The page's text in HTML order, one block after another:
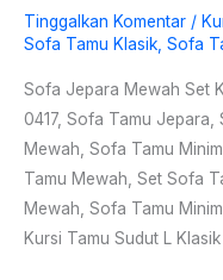
Tinggalkan Komentar /
Sofa Tamu Klasik Sofa
Sofa Jepara Mewah Set
0417, Sofa Tamu Jepara,
Mewah, Sofa Tamu
Tamu Mewah, Set Sofa
Mewah, Sofa Tamu
Kursi Tamu Sudut L
Sudut
Klasik
Terbaru
ST-
0417